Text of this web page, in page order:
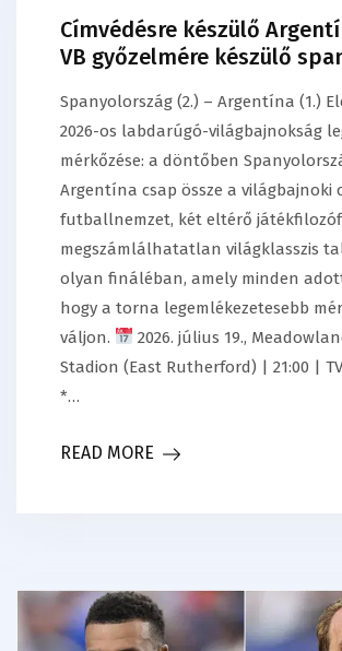
Címvédésre készülő
VB győzelmére készülő
Spanyolország (2.) – Argentína (1.)
2026-os labdarúgó-világbajnokság
mérkőzése: a döntőben
Argentína csap össze a világbajnoki
futballnemzet, két eltérő
megszámlálhatatlan világklasszis
olyan fináléban, amely minden
hogy a torna legemlékezetesebb
váljon.
2026. július 19.,
Stadion (East Rutherford) | 21:00 |
*…
READ MORE